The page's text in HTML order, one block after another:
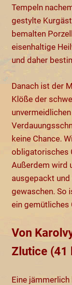
Tempeln
gestylte
bemalten
eisenhaltige
und daher
Danach ist der
Klöße der
keine Chance.
obligatorisches
Außerdem wird
ausgepackt
gewaschen. So
ein gemütliches
Von
Zlutice (41
Eine jämmerlich